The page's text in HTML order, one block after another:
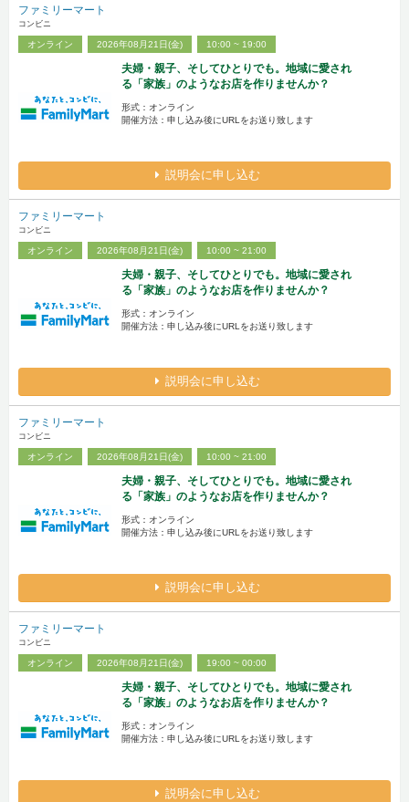
ファミリーマート
コンビニ
オンライン 2026年08月21日(金) 10:00 ~ 19:00
夫婦・親子、そしてひとりでも。地域に愛され
る「家族」のようなお店を作りませんか？
形式：オンライン
開催方法：申し込み後にURLをお送り致します
説明会に申し込む
ファミリーマート
コンビニ
オンライン 2026年08月21日(金) 10:00 ~ 21:00
夫婦・親子、そしてひとりでも。地域に愛され
る「家族」のようなお店を作りませんか？
形式：オンライン
開催方法：申し込み後にURLをお送り致します
説明会に申し込む
ファミリーマート
コンビニ
オンライン 2026年08月21日(金) 10:00 ~ 21:00
夫婦・親子、そしてひとりでも。地域に愛され
る「家族」のようなお店を作りませんか？
形式：オンライン
開催方法：申し込み後にURLをお送り致します
説明会に申し込む
ファミリーマート
コンビニ
オンライン 2026年08月21日(金) 19:00 ~ 00:00
夫婦・親子、そしてひとりでも。地域に愛され
る「家族」のようなお店を作りませんか？
形式：オンライン
開催方法：申し込み後にURLをお送り致します
説明会に申し込む